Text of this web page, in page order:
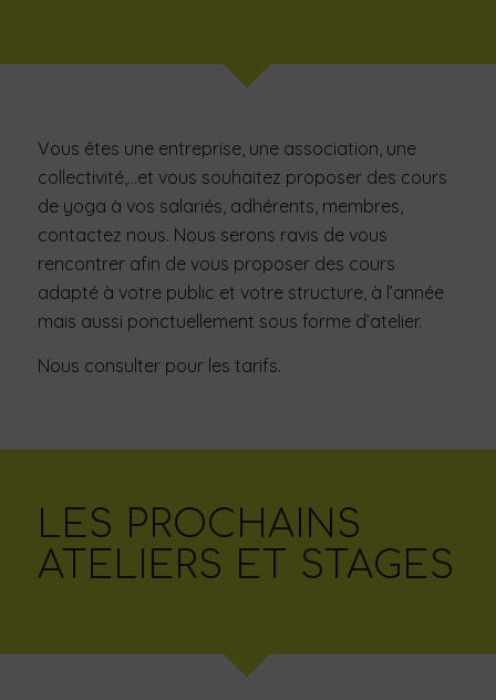
Vous êtes une entreprise, une association, une
collectivité,…et vous souhaitez proposer des cours
de yoga à vos salariés, adhérents, membres,
contactez nous. Nous serons ravis de vous
rencontrer afin de vous proposer des cours
adapté à votre public et votre structure, à l’année
mais aussi ponctuellement sous forme d’atelier.
Nous consulter pour les tarifs.
LES PROCHAINS
ATELIERS ET STAGES